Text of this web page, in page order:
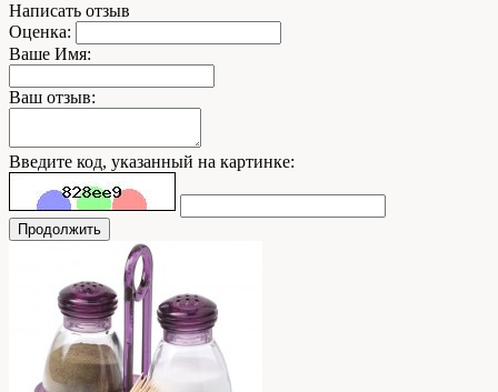
Написать отзыв
Оценка:
Ваше Имя:
Ваш отзыв:
Введите код, указанный на картинке:
Продолжить